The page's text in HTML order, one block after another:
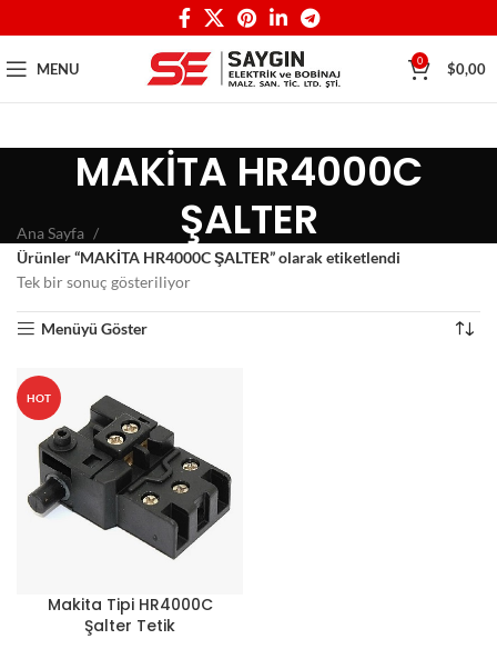
MENU 0 $0,00
MAKİTA HR4000C
ŞALTER
Ana Sayfa
Ürünler “MAKİTA HR4000C ŞALTER” olarak etiketlendi
Tek bir sonuç gösteriliyor
Menüyü Göster
HOT
Makita Tipi HR4000C
Şalter Tetik